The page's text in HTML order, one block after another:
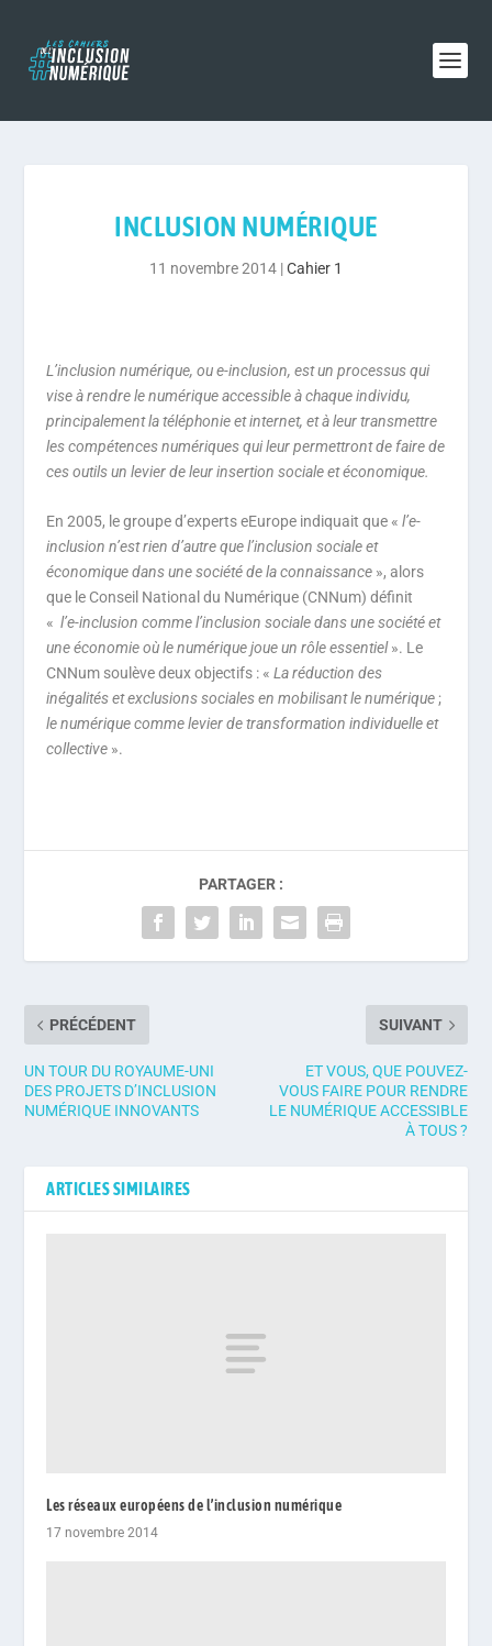
INCLUSION NUMÉRIQUE
11 novembre 2014 |Cahier 1
L’inclusion numérique, ou e-inclusion, est un processus qui
vise à rendre le numérique accessible à chaque individu,
principalement la téléphonie et internet, et à leur transmettre
les compétences numériques qui leur permettront de faire de
ces outils un levier de leur insertion sociale et économique.
En 2005, le groupe d’experts eEurope indiquait que «l’e-
inclusion n’est rien d’autre que l’inclusion sociale et
économique dans une société de la connaissance », alors
que le Conseil National du Numérique (CNNum) définit
«l’e-inclusion comme l’inclusion sociale dans une société et
une économie où le numérique joue un rôle essentiel». Le
CNNum soulève deux objectifs : «La réduction des
inégalités et exclusions sociales en mobilisant le numérique ;
le numérique comme levier de transformation individuelle et
collective ».
PARTAGER :
PRÉCÉDENT
UN TOUR DU ROYAUME-UNI
DES PROJETS D’INCLUSION
NUMÉRIQUE INNOVANTS
SUIVANT
ET VOUS, QUE POUVEZ-
VOUS FAIRE POUR RENDRE
LE NUMÉRIQUE ACCESSIBLE
À TOUS ?
ARTICLES SIMILAIRES
Les réseaux européens de l’inclusion numérique
17 novembre 2014